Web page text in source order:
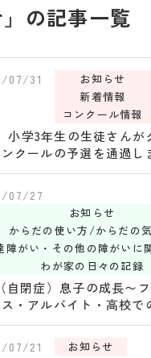
」の記事一覧
07/31
お知らせ
新着情報
コンクール情報
小学3年生の生徒さんが
クールの予選を通過し
07/27
お知らせ
からだの使い方/からだの
障がい・その他の障がいに
わが家の日々の記録
自閉症）息子の成長〜
・アルバイト・高校で
07/21 お知らせ